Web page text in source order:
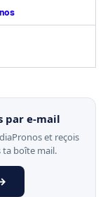
par e-mail
et reçois
boîte mail.